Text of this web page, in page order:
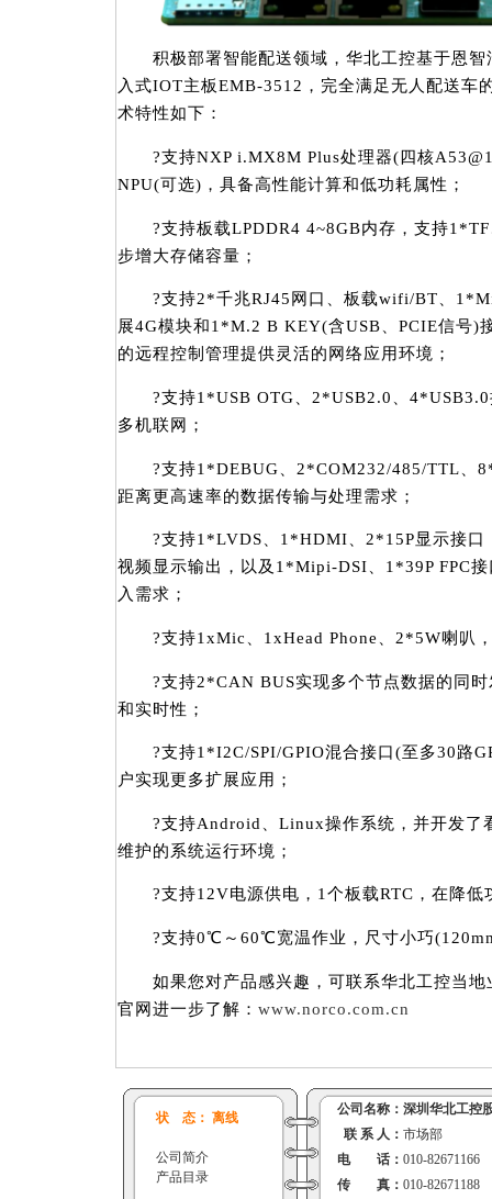
积极部署智能配送领域，华北工控基于恩智
入式IOT主板EMB-3512，完全满足无人配送车
术特性如下：
?支持NXP i.MX8M Plus处理器(四核
NPU(可选)，具备高性能计算和低功耗属性；
?支持板载LPDDR4 4~8GB内存，支持1*TF
步增大存储容量；
?支持2*千兆RJ45网口、板载wifi/BT、
展4G模块和1*M.2 B KEY(含USB、PCIE信号)
的远程控制管理提供灵活的网络应用环境；
?支持1*USB OTG、2*USB2.0、4*USB3.0
多机联网；
?支持1*DEBUG、2*COM232/485/TTL、
距离更高速率的数据传输与处理需求；
?支持1*LVDS、1*HDMI、2*15P显示接口
视频显示输出，以及1*Mipi-DSI、1*39P FPC
入需求；
?支持1xMic、1xHead Phone、2*5W喇叭，
?支持2*CAN BUS实现多个节点数据的同时
和实时性；
?支持1*I2C/SPI/GPIO混合接口(至多30路
户实现更多扩展应用；
?支持Android、Linux操作系统，并开发了
维护的系统运行环境；
?支持12V电源供电，1个板载RTC，在降低
?支持0℃～60℃宽温作业，尺寸小巧
如果您对产品感兴趣，可联系华北工控当地
官网进一步了解： www.norco.com.cn
状 态： 离线
公司简介
产品目录
公司名称： 深圳华北工控
联 系 人： 市场部
电 话： 010-82671166
传 真： 010-82671188